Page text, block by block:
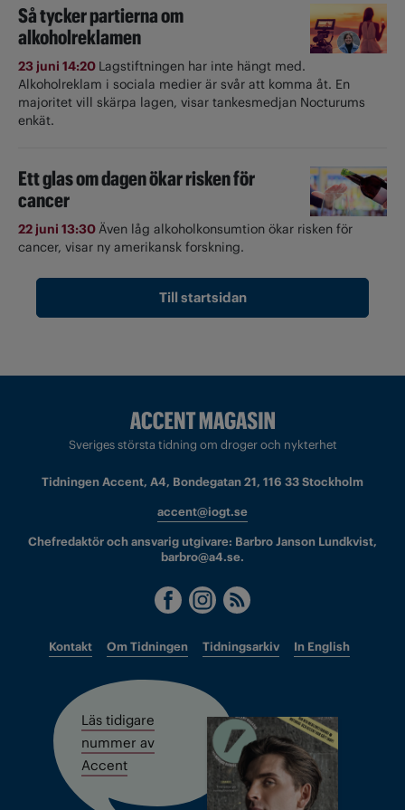
Så tycker partierna om
alkoholreklamen
23 juni 14:20 Lagstiftningen har inte hängt med.
Alkoholreklam i sociala medier är svår att komma åt. En
majoritet vill skärpa lagen, visar tankesmedjan Nocturums
enkät.
Ett glas om dagen ökar risken för
cancer
22 juni 13:30Även låg alkoholkonsumtion ökar risken för
cancer, visar ny amerikansk forskning.
Till startsidan
Sveriges största tidning om droger och nykterhet
Tidningen Accent, A4, Bondegatan 21, 116 33 Stockholm
accent@iogt.se
Chefredaktör och ansvarig utgivare: Barbro Janson Lundkvist,
barbro@a4.se.
Kontakt Om Tidningen Tidningsarkiv In English
Läs tidigare
nummer av
Accent